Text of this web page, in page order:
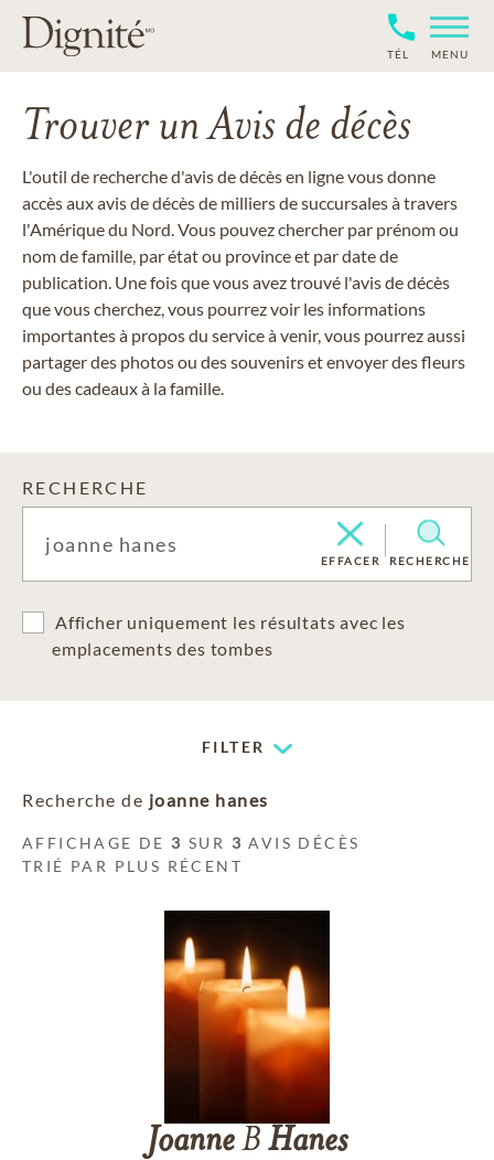
TÉL MENU
Trouver un Avis de décès
L'outil de recherche d'avis de décès en ligne vous donne
accès aux avis de décès de milliers de succursales à travers
l'Amérique du Nord. Vous pouvez chercher par prénom ou
nom de famille, par état ou province et par date de
publication. Une fois que vous avez trouvé l'avis de décès
que vous cherchez, vous pourrez voir les informations
importantes à propos du service à venir, vous pourrez aussi
partager des photos ou des souvenirs et envoyer des fleurs
ou des cadeaux à la famille.
RECHERCHE
EFFACER RECHERCHE
Afficher uniquement les résultats avec les
emplacements des tombes
FILTER
Recherche de joanne hanes
AFFICHAGE DE 3 SUR 3 AVIS DÉCÈS
TRIÉ PAR PLUS RÉCENT
JoanneB Hanes